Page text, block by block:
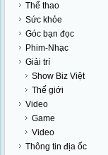
Thể thao
Sức khỏe
Góc bạn đọc
Phim-Nhạc
Giải trí
Show Biz Việt
Thế giới
Video
Game
Video
Thông tin địa ốc